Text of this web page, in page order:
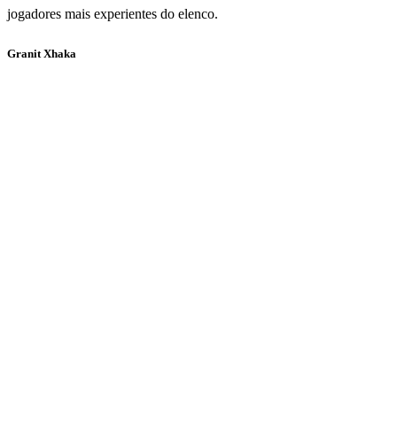
jogadores mais experientes do elenco.
Granit Xhaka